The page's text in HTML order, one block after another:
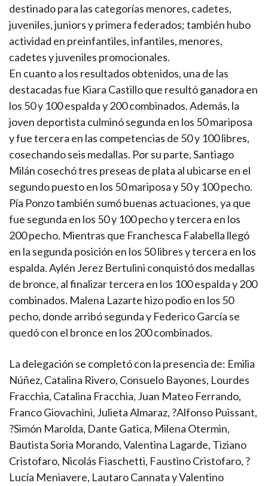
destinado para las categorías menores, cadetes,
juveniles, juniors y primera federados; también hubo
actividad en preinfantiles, infantiles, menores,
cadetes y juveniles promocionales.
En cuanto a los resultados obtenidos, una de las
destacadas fue Kiara Castillo que resultó ganadora en
los 50 y 100 espalda y 200 combinados. Además, la
joven deportista culminó segunda en los 50 mariposa
y fue tercera en las competencias de 50 y 100 libres,
cosechando seis medallas. Por su parte, Santiago
Milán cosechó tres preseas de plata al ubicarse en el
segundo puesto en los 50 mariposa y 50 y 100 pecho.
Pía Ponzo también sumó buenas actuaciones, ya que
fue segunda en los 50 y 100 pecho y tercera en los
200 pecho. Mientras que Franchesca Falabella llegó
en la segunda posición en los 50 libres y tercera en los
espalda. Aylén Jerez Bertulini conquistó dos medallas
de bronce, al finalizar tercera en los 100 espalda y 200
combinados. Malena Lazarte hizo podio en los 50
pecho, donde arribó segunda y Federico García se
quedó con el bronce en los 200 combinados.
La delegación se completó con la presencia de: Emilia
Núñez, Catalina Rivero, Consuelo Bayones, Lourdes
Fracchia, Catalina Fracchia, Juan Mateo Ferrando,
Franco Giovachini, Julieta Almaraz, ?Alfonso Puissant,
?Simón Marolda, Dante Gatica, Milena Otermin,
Bautista Soria Morando, Valentina Lagarde, Tiziano
Cristofaro, Nicolás Fiaschetti, Faustino Cristofaro, ?
Lucía Meniavere, Lautaro Cannata y Valentino